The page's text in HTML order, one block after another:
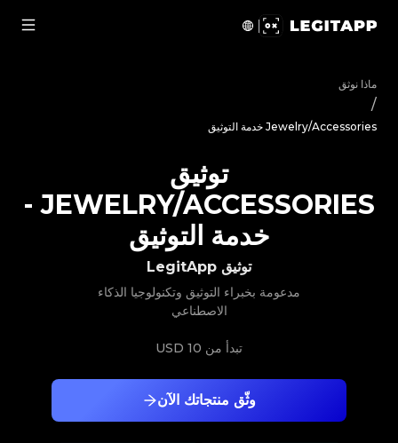
ماذا نوثق
/
Jewelry/Accessories خدمة التوثيق
وثّق منتجاتك الآن
توثيق LegitApp
مدعومة بخبراء التوثيق وتكنولوجيا الذكاء
الاصطناعي
تبدأ من 10 USD
توثيق
JEWELRY/ACCESSORIES
-
خدمة التوثيق